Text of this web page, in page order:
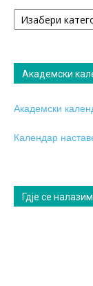
Огласна
табла
Академски
Академски
Календар
Гдје се